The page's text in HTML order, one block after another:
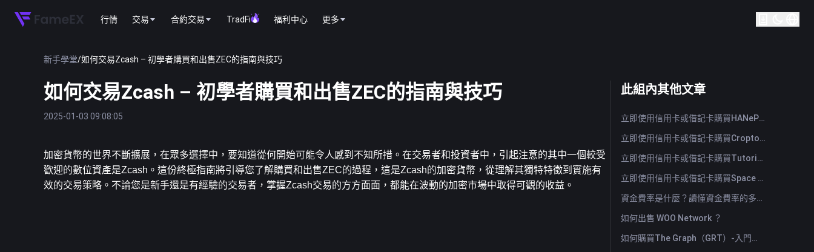
行情 交易 合約交易 TradFi 福利中心 更多
新手學堂/如何交易Zcash – 初學者購買和出售ZEC的指南與技巧
如何交易Zcash – 初學者購買和出售ZEC的指南與技巧
2025-01-03 09:08:05
加密貨幣的世界不斷擴展，在眾多選擇中，要知道從何開始可能令人感到不知所措。在交易者和投資者中，引起注意的其中一個較受
歡迎的數位資產是Zcash。這份終極指南將引導您了解購買和出售ZEC的過程，這是Zcash的加密貨幣，從理解其獨特特徵到實施有
效的交易策略。不論您是新手還是有經驗的交易者，掌握Zcash交易的方方面面，都能在波動的加密市場中取得可觀的收益。
此組內其他文章
立即使用信用卡或借記卡購買HANePlatform (HANEP)
立即使用信用卡或借記卡購買Cropto Wheat Token (CROW)
立即使用信用卡或借記卡購買Tutorial (TUT)
立即使用信用卡或借記卡購買Space ID (ID)
資金費率是什麼？讀懂資金費率的多空訊號與常見誤用
如何出售 WOO Network ？
如何購買The Graph（GRT）-入門指南